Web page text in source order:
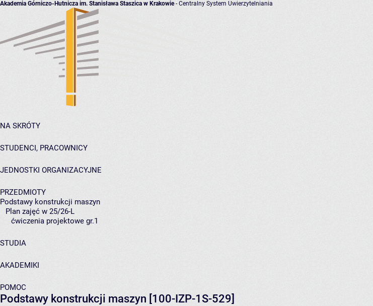
Akademia Górniczo-Hutnicza im. Stanisława Staszica w Krakowie- Centralny System Uwierzytelniania
NA SKRÓTY
STUDENCI, PRACOWNICY
JEDNOSTKI ORGANIZACYJNE
PRZEDMIOTY
Podstawy konstrukcji maszyn
Plan zajęć w 25/26-L
ćwiczenia projektowe gr.1
STUDIA
AKADEMIKI
POMOC
Podstawy konstrukcji maszyn [100-IZP-1S-529]